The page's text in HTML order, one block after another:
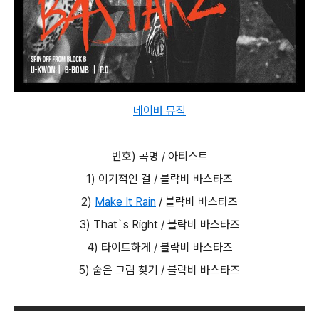
네이버 뮤직
번호) 곡명 / 아티스트
1) 이기적인 걸 / 블락비 바스타즈
2) Make It Rain / 블락비 바스타즈
3) That`s Right / 블락비 바스타즈
4) 타이트하게 / 블락비 바스타즈
5) 숨은 그림 찾기 / 블락비 바스타즈